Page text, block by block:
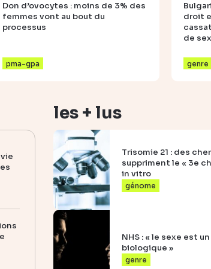
Don d’ovocytes : moins de 3% des
femmes vont au bout du
processus
pma-gpa
droit
de
genre
les + lus
Trisomie 21 : des
suppriment le « 3e
in vitro
génome
NHS : « le sexe est
biologique »
genre